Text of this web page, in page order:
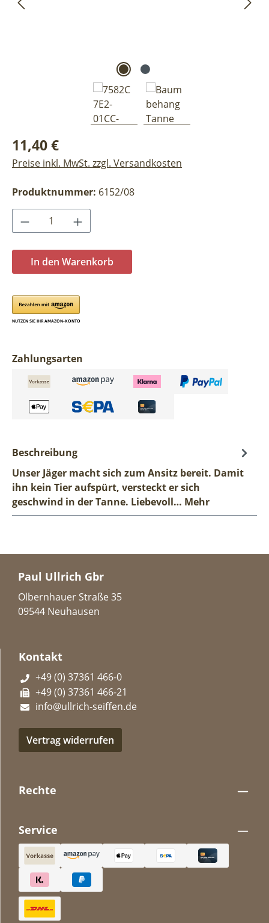
Regulärer Preis:
11,40 €
Preise inkl. MwSt. zzgl. Versandkosten
Produktnummer: 6152/08
Produkt Anzahl: Gib den gewünschten
In den Warenkorb
Zahlungsarten
Beschreibung
Unser Jäger macht sich zum Ansitz bereit. Damit
ihn kein Tier aufspürt, versteckt er sich
geschwind in der Tanne. Liebevoll… Mehr
Paul Ullrich Gbr
Olbernhauer Straße 35
09544 Neuhausen
Kontakt
+49 (0) 37361 466-0
+49 (0) 37361 466-21
info@ullrich-seiffen.de
Vertrag widerrufen
Rechte
Service